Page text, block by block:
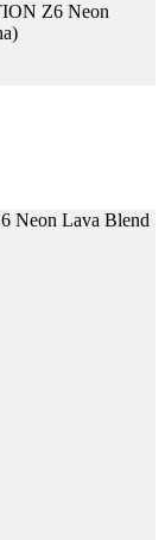
Z6 Neon